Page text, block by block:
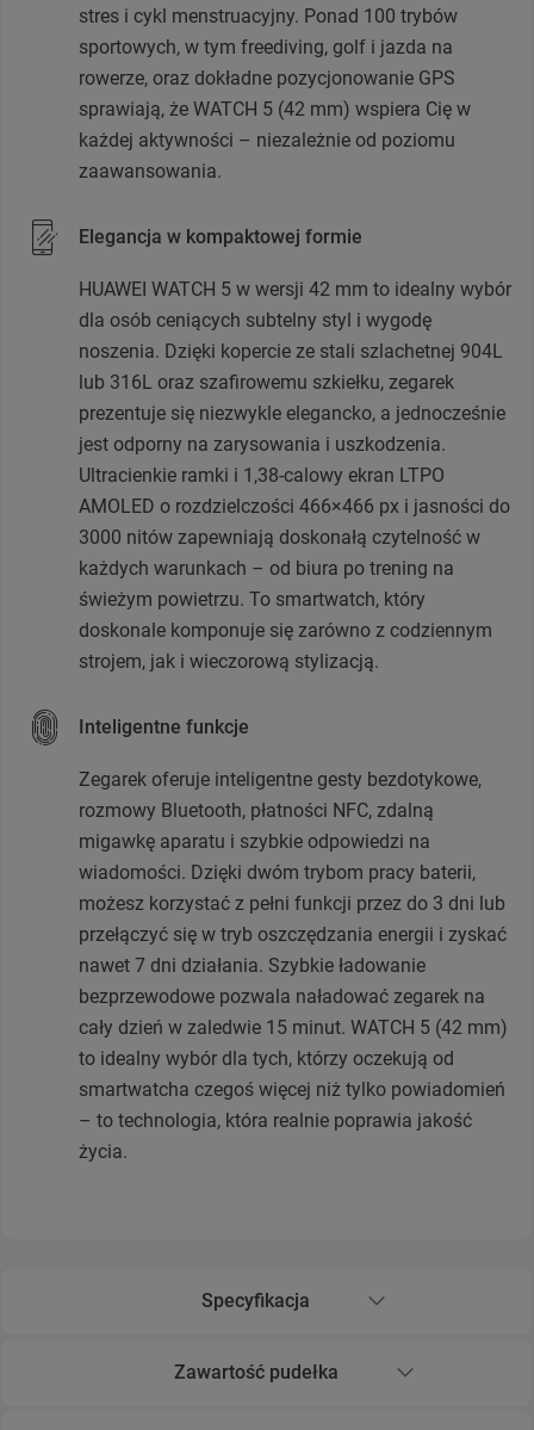
stres i cykl menstruacyjny. Ponad 100 trybów
sportowych, w tym freediving, golf i jazda na
rowerze, oraz dokładne pozycjonowanie GPS
sprawiają, że WATCH 5 (42 mm) wspiera Cię w
każdej aktywności – niezależnie od poziomu
zaawansowania.
Elegancja w kompaktowej formie
HUAWEI WATCH 5 w wersji 42 mm to idealny wybór
dla osób ceniących subtelny styl i wygodę
noszenia. Dzięki kopercie ze stali szlachetnej 904L
lub 316L oraz szafirowemu szkiełku, zegarek
prezentuje się niezwykle elegancko, a jednocześnie
jest odporny na zarysowania i uszkodzenia.
Ultracienkie ramki i 1,38-calowy ekran LTPO
AMOLED o rozdzielczości 466×466 px i jasności do
3000 nitów zapewniają doskonałą czytelność w
każdych warunkach – od biura po trening na
świeżym powietrzu. To smartwatch, który
doskonale komponuje się zarówno z codziennym
strojem, jak i wieczorową stylizacją.
Inteligentne funkcje
Zegarek oferuje inteligentne gesty bezdotykowe,
rozmowy Bluetooth, płatności NFC, zdalną
migawkę aparatu i szybkie odpowiedzi na
wiadomości. Dzięki dwóm trybom pracy baterii,
możesz korzystać z pełni funkcji przez do 3 dni lub
przełączyć się w tryb oszczędzania energii i zyskać
nawet 7 dni działania. Szybkie ładowanie
bezprzewodowe pozwala naładować zegarek na
cały dzień w zaledwie 15 minut. WATCH 5 (42 mm)
to idealny wybór dla tych, którzy oczekują od
smartwatcha czegoś więcej niż tylko powiadomień
– to technologia, która realnie poprawia jakość
życia.
Specyfikacja
Rozwiń sekcję Specyfikacja
Zawartość pudełka
Rozwiń sekcję Zawartość pudełka